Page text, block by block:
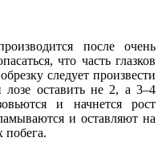
после очень
что часть глазков
следует произвести
лозе оставить не 2, а 3–4
и начнется рост
и оставляют на
побега.